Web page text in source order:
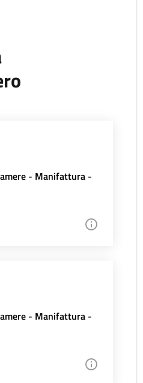
- Manifattura -
- Manifattura -